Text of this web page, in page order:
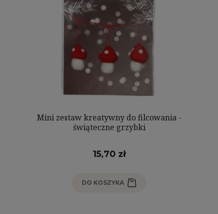
Mini zestaw kreatywny do filcowania -
świąteczne grzybki
15,70 zł
DO KOSZYKA